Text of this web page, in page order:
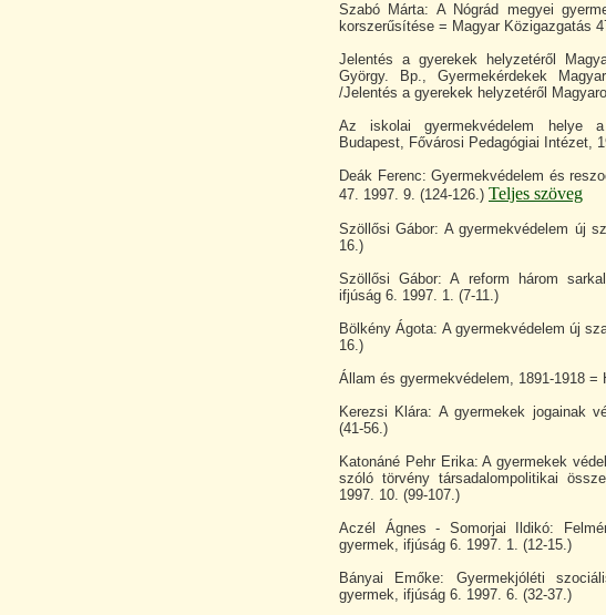
Szabó Márta: A Nógrád megyei
korszerűsítése = Magyar Közigazgatás
Jelentés a gyerekek helyzetéről
György. Bp., Gyermekérdekek
/Jelentés a gyerekek helyzetéről
Az iskolai gyermekvédelem helye a
Budapest, Fővárosi Pedagógiai Intézet,
Deák Ferenc: Gyermekvédelem és
47. 1997. 9. (124-126.) Teljes szöveg
Szöllősi Gábor: A gyermekvédelem új
16.)
Szöllősi Gábor: A reform három
ifjúság 6. 1997. 1. (7-11.)
Bölkény Ágota: A gyermekvédelem új
16.)
Állam és gyermekvédelem, 1891-1918
Kerezsi Klára: A gyermekek jogainak
(41-56.)
Katonáné Pehr Erika: A gyermekek
szóló törvény társadalompolitikai
1997. 10. (99-107.)
Aczél Ágnes - Somorjai Ildikó:
gyermek, ifjúság 6. 1997. 1. (12-15.)
Bányai Emőke: Gyermekjóléti
gyermek, ifjúság 6. 1997. 6. (32-37.)